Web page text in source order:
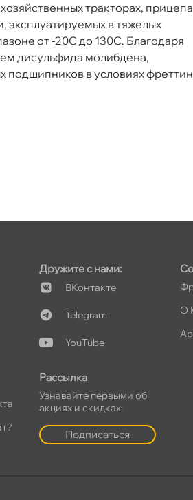
тракторах,
в тяжелых
от -20С до 130С. Благодаря
дисульфида молибдена,
подшипников в условиях
Дружите с нами:
Контакте
Telegram
YouTube
Рассылка
Узнавайте первыми о
акциях и скидках:
Подписаться
О